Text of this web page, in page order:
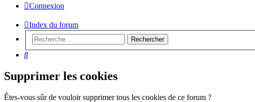
Connexion
Index du forum
Rechercher
Rechercher
Supprimer les cookies
Êtes-vous sûr de vouloir supprimer tous les cookies de ce forum ?